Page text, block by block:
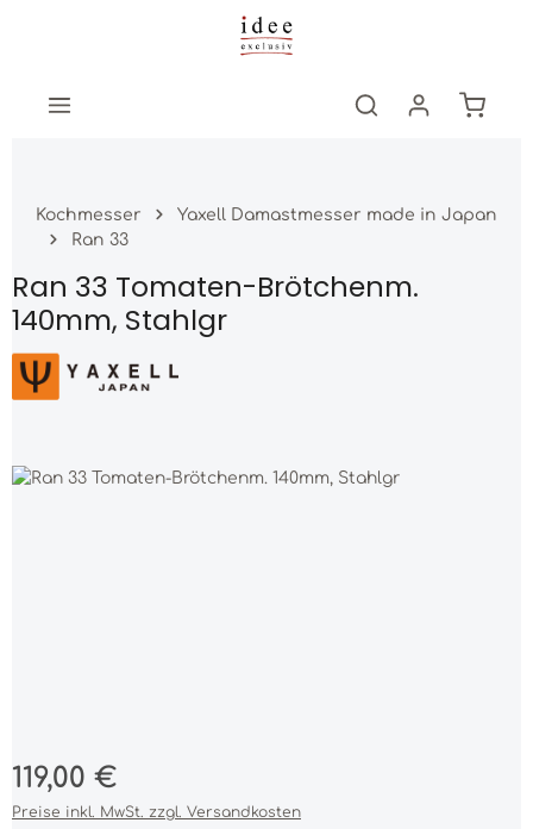
Zum Hauptinhalt springen
Kochmesser
Yaxell Damastmesser made in Japan
Ran 33
Ran 33 Tomaten-Brötchenm.
140mm, Stahlgr
Bildergalerie überspringen
Regulärer Preis:
119,00 €
Preise inkl. MwSt. zzgl. Versandkosten